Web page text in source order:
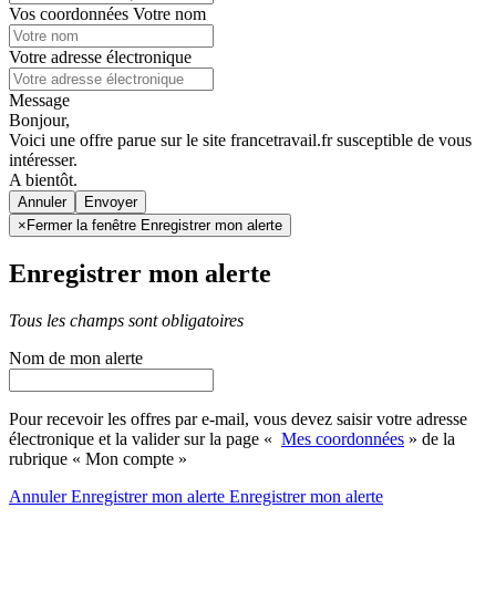
Vos coordonnées Votre nom
Votre adresse électronique
Message
Bonjour,
Voici une offre parue sur le site francetravail.fr susceptible de vous
intéresser.
A bientôt.
Annuler
× Fermer la fenêtre Enregistrer mon alerte
Enregistrer mon alerte
Tous les champs sont obligatoires
Nom de mon alerte
Pour recevoir les offres par e-mail, vous devez saisir votre adresse
électronique et la valider sur la page « Mes coordonnées » de la
rubrique « Mon compte »
AnnulerEnregistrer mon alerte Enregistrermon alerte